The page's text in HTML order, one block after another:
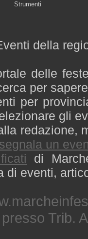
Strumenti
della
delle
per
per
gli
redazione,
segnala un
di
di eventi,
Trib.